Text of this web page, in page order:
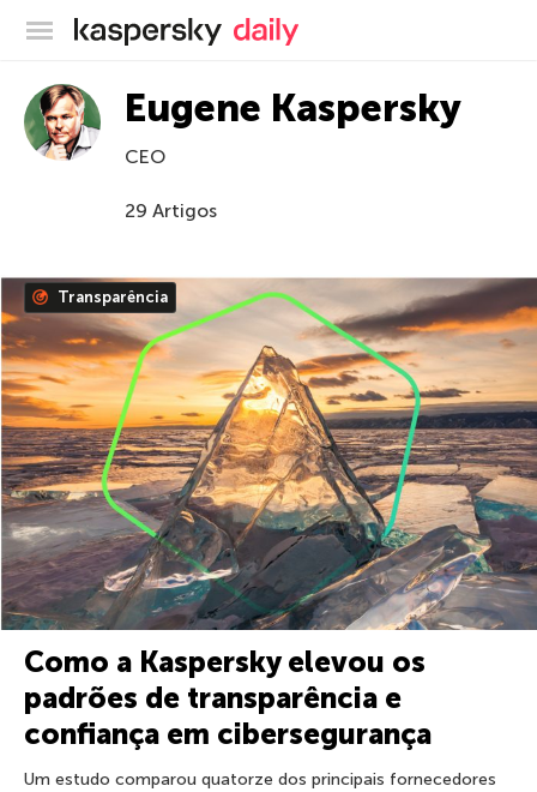
Blog oficial da Kaspersky
Eugene Kaspersky
CEO
29 Artigos
Transparência
Como a Kaspersky elevou os
padrões de transparência e
confiança em cibersegurança
Um estudo comparou quatorze dos principais fornecedores